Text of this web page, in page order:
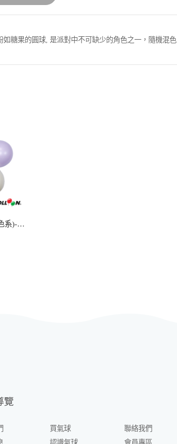
如糖果的圓球, 是派對中不可缺少的角色之一，隨機混
5吋糖果圓球(馬卡龍色系)-混色 (100顆裝)
覽
買氣球
聯絡我們